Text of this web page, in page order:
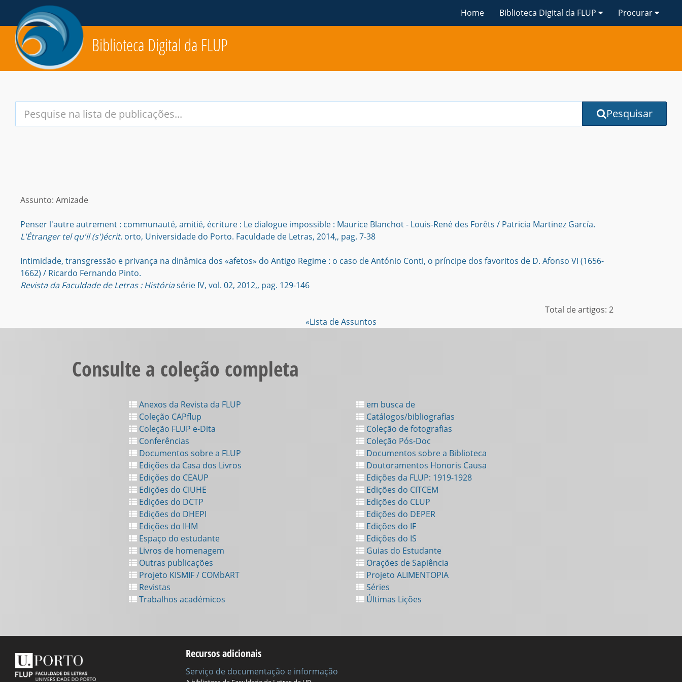
Home Biblioteca Digital da FLUP Procurar
Biblioteca Digital da FLUP
Search
Terms:
Pesquisar
Assunto: Amizade
Penser l'autre autrement : communauté, amitié, écriture : Le dialogue impossible : Maurice Blanchot - Louis-René des Forêts / Patricia Martinez García.
L'Étranger tel qu'il (s')écrit. orto, Universidade do Porto. Faculdade de Letras, 2014,, pag. 7-38
Intimidade, transgressão e privança na dinâmica dos «afetos» do Antigo Regime : o caso de António Conti, o príncipe dos favoritos de D. Afonso VI (1656-
1662) / Ricardo Fernando Pinto.
Revista da Faculdade de Letras : Históriasérie IV, vol. 02, 2012,, pag. 129-146
Total de artigos: 2
«Lista de Assuntos
Consulte a coleção completa
Anexos da Revista da FLUP
Coleção CAPflup
Coleção FLUP e-Dita
Conferências
Documentos sobre a FLUP
Edições da Casa dos Livros
Edições do CEAUP
Edições do CIUHE
Edições do DCTP
Edições do DHEPI
Edições do IHM
Espaço do estudante
Livros de homenagem
Outras publicações
Projeto KISMIF / COMbART
Revistas
Trabalhos académicos
em busca de
Catálogos/bibliografias
Coleção de fotografias
Coleção Pós-Doc
Documentos sobre a Biblioteca
Doutoramentos Honoris Causa
Edições da FLUP: 1919-1928
Edições do CITCEM
Edições do CLUP
Edições do DEPER
Edições do IF
Edições do IS
Guias do Estudante
Orações de Sapiência
Projeto ALIMENTOPIA
Séries
Últimas Lições
Recursos adicionais
Serviço de documentação e informação